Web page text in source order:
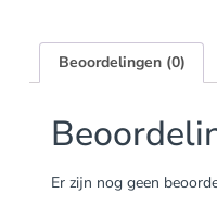
Beoordelingen (0)
Er zijn nog geen